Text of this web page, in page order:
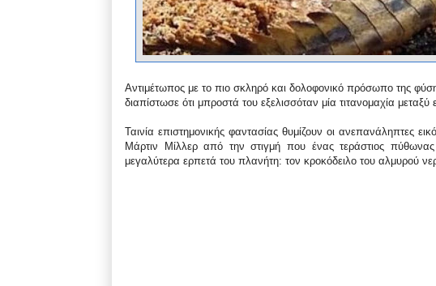
Αντιμέτωπος με το πιο σκληρό και δολοφονικό πρόσωπο της
διαπίστωσε ότι μπροστά του εξελισσόταν μία τιτανομαχία
Ταινία επιστημονικής φαντασίας θυμίζουν οι ανεπανάληπτες
Μάρτιν Μίλλερ από την στιγμή που ένας τεράστιος
μεγαλύτερα ερπετά του πλανήτη: τον κροκόδειλο του αλμυρού